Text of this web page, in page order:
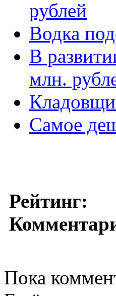
рублей
Водка
В
млн.
Самое
Рейтинг:
Пока